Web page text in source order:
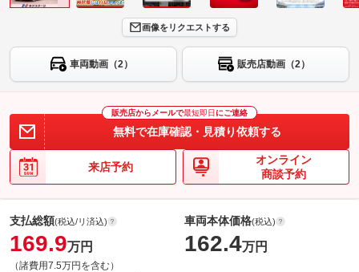
画像をリクエストする
車両動画（2） 販売店動画（2）
販売店からメールで最短即日 にご連絡
無料で在庫確認・見積り依頼する
来店予約
オンライン
商談予約
支払総額(税込/リ済込)
169.9万円
（諸費用7.5万円を含む）
車両本体価格(税込)
162.4万円